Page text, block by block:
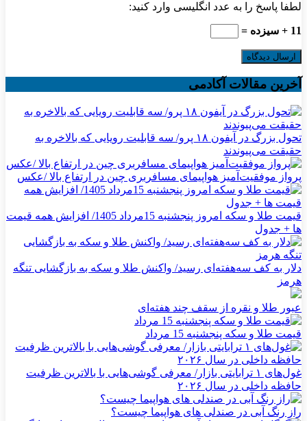
لطفا پاسخ را به عدد انگلیسی وارد کنید:
11 + سیزده =
آخرین مقالات آکادمی
تحول بزرگ در آیفون ۱۸ پرو/ سه قابلیت رویایی که بالاخره به
حقیقت می‌پیوندند
پرواز موفقیت‌آمیز هواپیمای مسافربری چین در ارتفاع بالا /عکس
قیمت طلا و سکه امروز پنجشنبه 15مرداد 1405/ افزایش همه قیمت
ها + جدول
دلار به کف سه‌هفته‌ای رسید/ واکنش طلا و سکه به بازگشایی تنگه
هرمز
عبور طلا و نقره از سقف چند هفته‌ای
قیمت طلا و سکه پنجشنبه 15 مرداد
غول‌های ۱ ترابایتی بازار/ معرفی گوشی‌هایی با بالاترین ظرفیت
حافظه داخلی در سال ۲۰۲۶
راز رنگ آبی در صندلی های هواپیما چیست؟